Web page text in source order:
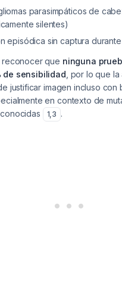
parasimpáticos de
silentes)
episódica sin captura
reconocer que ninguna
de sensibilidad , por lo que
justificar imagen incluso con
en contexto de
1,3 .